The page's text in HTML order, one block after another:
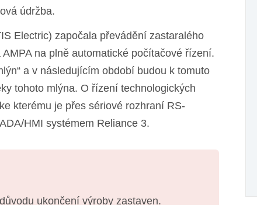
údržba.
Electric) započala převádění zastaralého
na plně automatické počítačové řízení.
a v následujícím období budou k tomuto
tohoto mlýna. O řízení technologických
kterému je přes sériové rozhraní RS-
HMI systémem Reliance 3.
ukončení výroby zastaven.